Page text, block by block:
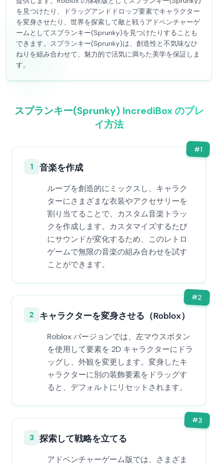
を見つけたり、ドラッグアンドドロップ要素でキャラクター
を変身させたり、世界を探索して敵と戦うアドベンチャーゲ
ームとしてスプランキー(Sprunky)を見つけたりすることも
できます。スプランキー(Sprunky)は、創造性と不気味なひ
ねりを組み合わせて、魅力的で活気に満ちた美学を保証しま
す。
スプランキー(Sprunky) IncrediBox のプレ
イ方法
#1
1 音楽を作成
ループを創造的にミックスし、キャラク
ターにさまざまな衣装やアクセサリーを
割り当てることで、カスタム音楽トラッ
クを作成します。カスタマイズするたび
にサウンドが変化するため、このレトロ
ゲームで無限の音楽の組み合わせを試す
ことができます。
#2
2 キャラクターを変身させる（Roblox）
Roblox バージョンでは、左マウスボタン
を使用して要素を 2D キャラクターにドラ
ッグし、外観を変更します。変身したキ
ャラクターに別の装飾要素をドラッグす
ると、デフォルトにリセットされます。
#3
3 探索して戦略を立てる
アドベンチャーゲーム版では、さまざま